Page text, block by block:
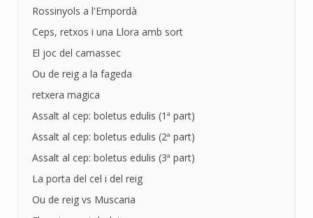
Rossinyols a l'Empordà
Ceps, retxos i una Llora amb sort
El joc del camassec
Ou de reig a la fageda
retxera magica
Assalt al cep: boletus edulis (1ª part)
Assalt al cep: boletus edulis (2ª part)
Assalt al cep: boletus edulis (3ª part)
La porta del cel i del reig
Ou de reig vs Muscaria